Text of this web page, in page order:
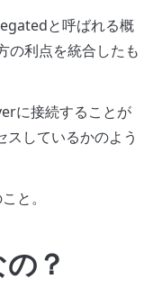
と呼ばれる概
利点を統合したも
に接続することが
しているかのよう
と。
？